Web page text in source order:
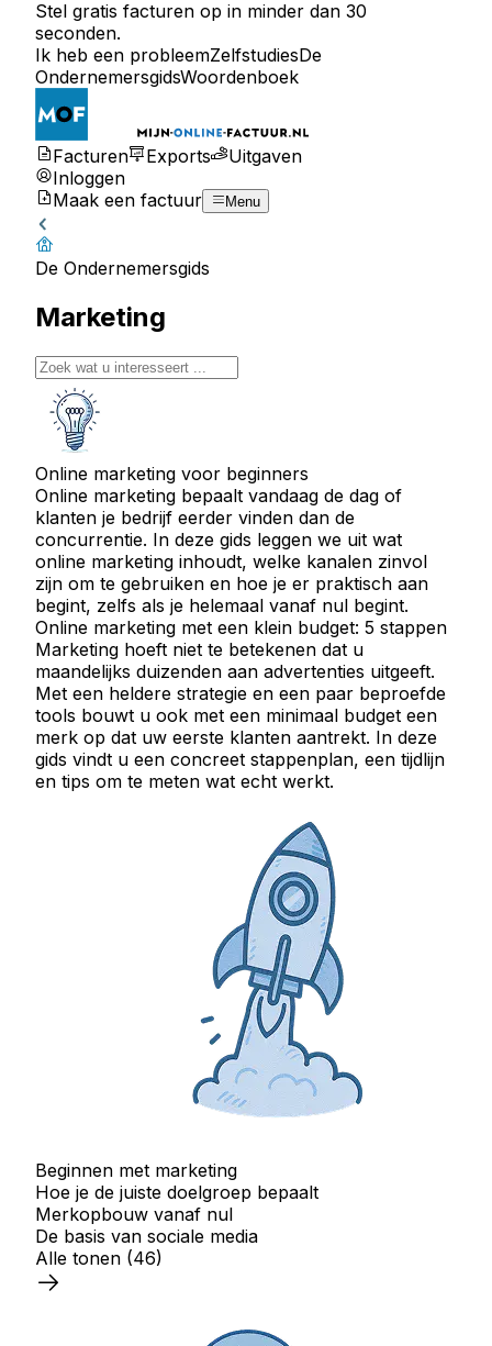
Stel gratis facturen op in minder dan 30
seconden.
Ik heb een probleemZelfstudiesDe
OndernemersgidsWoordenboek
Facturen Exports
Uitgaven
Inloggen
Maak een factuur
Menu
De Ondernemersgids
Marketing
Online marketing voor beginners
Online marketing bepaalt vandaag de dag of
klanten je bedrijf eerder vinden dan de
concurrentie. In deze gids leggen we uit wat
online marketing inhoudt, welke kanalen zinvol
zijn om te gebruiken en hoe je er praktisch aan
begint, zelfs als je helemaal vanaf nul begint.
Online marketing met een klein budget: 5 stappen
Marketing hoeft niet te betekenen dat u
maandelijks duizenden aan advertenties uitgeeft.
Met een heldere strategie en een paar beproefde
tools bouwt u ook met een minimaal budget een
merk op dat uw eerste klanten aantrekt. In deze
gids vindt u een concreet stappenplan, een tijdlijn
en tips om te meten wat echt werkt.
Beginnen met marketing
Hoe je de juiste doelgroep bepaalt
Merkopbouw vanaf nul
De basis van sociale media
Alle tonen (46)